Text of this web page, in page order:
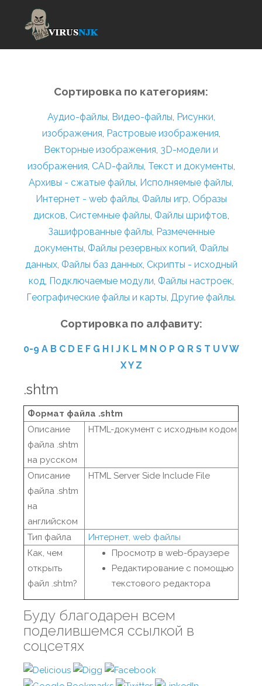
Сортировка по категориям:
Аудио-файлы, Видео-файлы, Рисунки,
изображения, Растровые изображения,
Векторные изображения, 3D-модели и
изображения, CAD-файлы, Текст и документы,
Архивы - сжатые файлы, Исполняемые файлы,
Интернет - web файлы, Файлы игр, Образы
дисков, Системные файлы, Файлы шрифтов,
Зашифрованные файлы, Размеченные
документы, Файлы резервных копий, Файлы
данных, Файлы баз данных, Скрипты - исходный
код, Подключаемые модули, Файлы настроек,
Географические файлы и карты, Другие файлы.
Сортировка по алфавиту:
0-9 A B C D E F G H I J K L M N O P Q R S T U VW
XY Z
.shtm
Формат файла .shtm
Описание
файла .shtm
на русском
HTML-документ с исходным кодом
Описание
файла .shtm
на
английском
HTML Server Side Include File
Тип файла
Интернет, web файлы
Как, чем
открыть
файл .shtm?
Просмотр в web-браузере
Редактирование с помощью
текстового редактора
Буду благодарен всем
поделившемся ссылкой в
соцсетях